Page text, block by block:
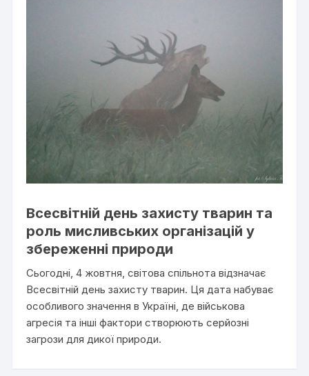
Всесвітній день захисту тварин та
роль мисливських організацій у
збереженні природи
Сьогодні, 4 жовтня, світова спільнота відзначає
Всесвітній день захисту тварин. Ця дата набуває
особливого значення в Україні, де військова
агресія та інші фактори створюють серйозні
загрози для дикої природи.